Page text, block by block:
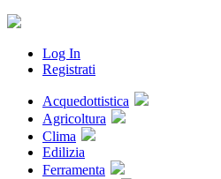
Log In
Registrati
Acquedottistica
Agricoltura
Clima
Edilizia
Ferramenta